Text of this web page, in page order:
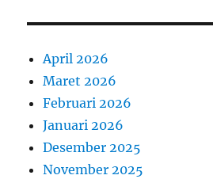
April 2026
Maret 2026
Februari 2026
Januari 2026
Desember 2025
November 2025